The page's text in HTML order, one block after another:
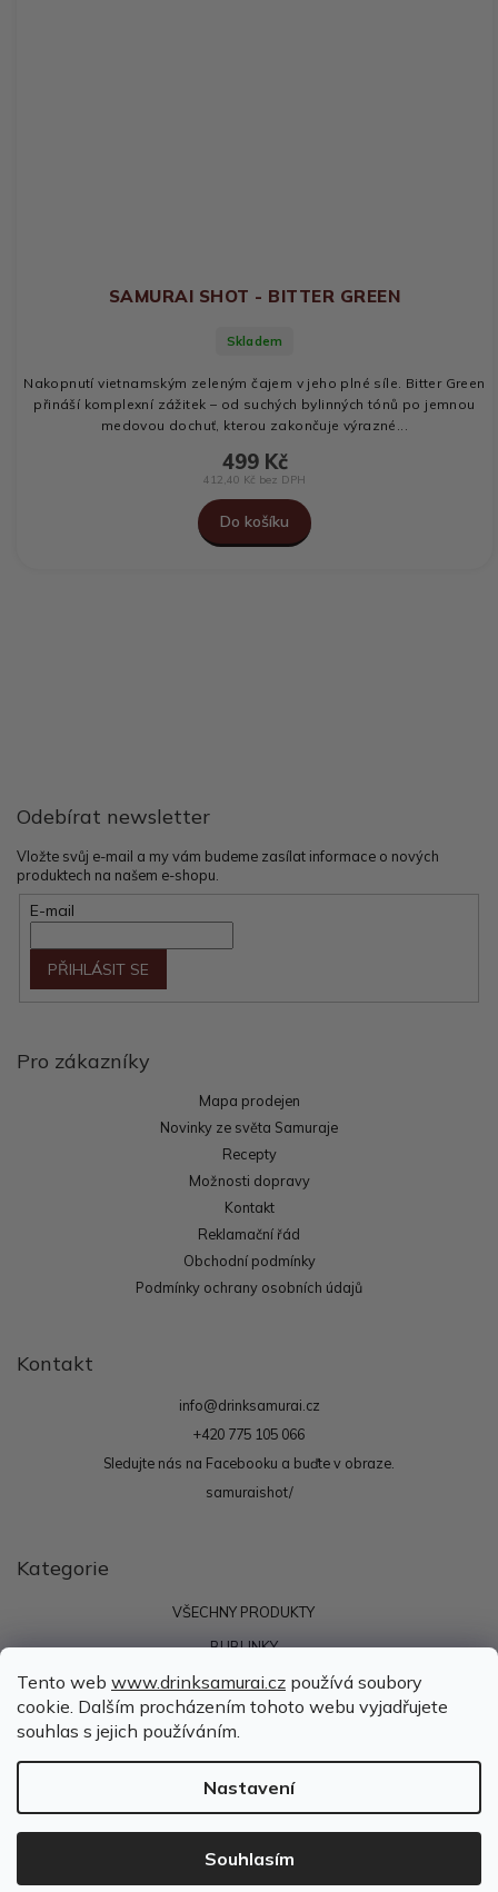
Tento web www.drinksamurai.cz používá soubory
cookie. Dalším procházením tohoto webu vyjadřujete
souhlas s jejich používáním.
Nastavení
Souhlasím
SAMURAI SHOT - BITTER GREEN
Skladem
412,40 Kč bez DPH
499 Kč
Do košíku
Nakopnutí vietnamským zeleným čajem v jeho plné síle. Bitter Green
přináší komplexní zážitek – od suchých bylinných tónů po jemnou
medovou dochuť, kterou zakončuje výrazné...
Odebírat newsletter
Vložte svůj e-mail a my vám budeme zasílat informace o nových
produktech na našem e-shopu.
E-mail
PŘIHLÁSIT SE
Pro zákazníky
Mapa prodejen
Novinky ze světa Samuraje
Recepty
Možnosti dopravy
Kontakt
Reklamační řád
Obchodní podmínky
Podmínky ochrany osobních údajů
Kontakt
info@drinksamurai.cz
+420 775 105 066
Sledujte nás na Facebooku a buďte v obraze.
samuraishot/
Kategorie
VŠECHNY PRODUKTY
BUBLINKY
PLECHOVKA
SHOTS
vyhrazena.